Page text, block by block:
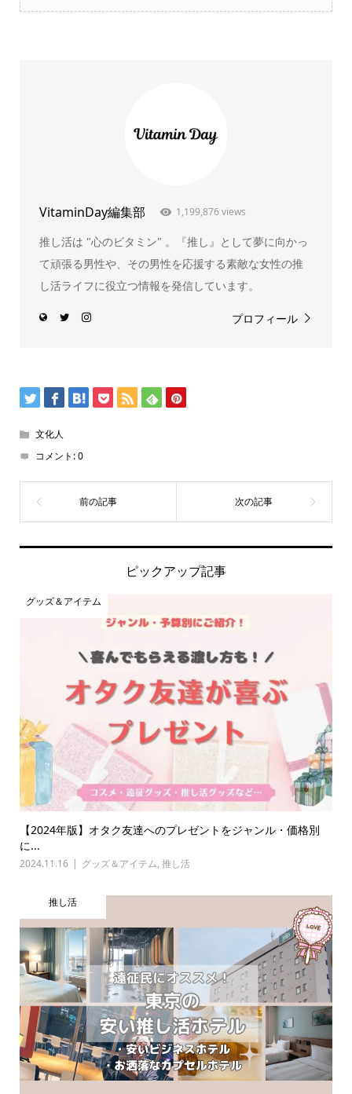
VitaminDay編集部 1,199,876 views
推し活は "心のビタミン" 。『推し』として夢に向かっ
て頑張る男性や、その男性を応援する素敵な女性の推
し活ライフに役立つ情報を発信しています。
プロフィール
文化人
コメント:0
ピックアップ記事
グッズ＆アイテム
【2024年版】オタク友達へのプレゼントをジャンル・価格別
に...
2024.11.16 グッズ＆アイテム, 推し活
推し活